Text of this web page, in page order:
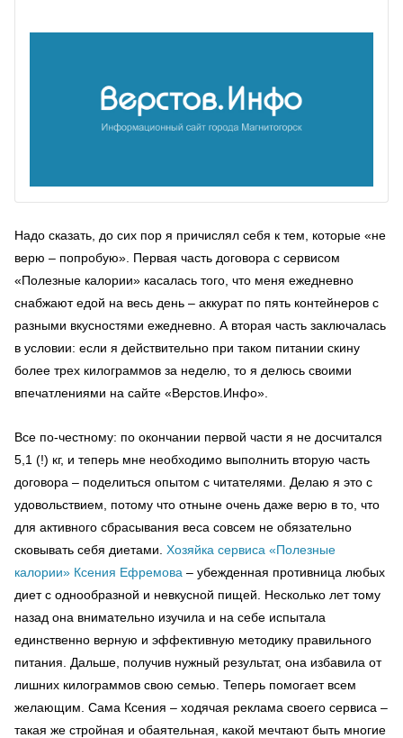
Надо сказать, до сих пор я причислял себя к тем, которые «не
верю – попробую». Первая часть договора с сервисом
«Полезные калории» касалась того, что меня ежедневно
снабжают едой на весь день – аккурат по пять контейнеров с
разными вкусностями ежедневно. А вторая часть заключалась
в условии: если я действительно при таком питании скину
более трех килограммов за неделю, то я делюсь своими
впечатлениями на сайте «Верстов.Инфо».
Все по-честному: по окончании первой части я не досчитался
5,1 (!) кг, и теперь мне необходимо выполнить вторую часть
договора – поделиться опытом с читателями. Делаю я это с
удовольствием, потому что отныне очень даже верю в то, что
для активного сбрасывания веса совсем не обязательно
сковывать себя диетами. Хозяйка сервиса «Полезные
калории» Ксения Ефремова – убежденная противница любых
диет с однообразной и невкусной пищей. Несколько лет тому
назад она внимательно изучила и на себе испытала
единственно верную и эффективную методику правильного
питания. Дальше, получив нужный результат, она избавила от
лишних килограммов свою семью. Теперь помогает всем
желающим. Сама Ксения – ходячая реклама своего сервиса –
такая же стройная и обаятельная, какой мечтают быть многие